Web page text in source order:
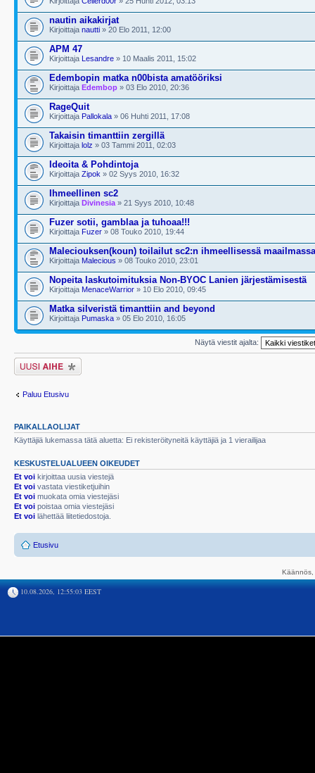
nautin aikakirjat
Kirjoittaja nautti » 20 Elo 2011, 12:00
APM 47
Kirjoittaja Lesandre » 10 Maalis 2011, 15:02
Edembopin matka n00bista amatööriksi
Kirjoittaja Edembop » 03 Elo 2010, 20:36
RageQuit
Kirjoittaja Pallokala » 06 Huhti 2011, 17:08
Takaisin timanttiin zergillä
Kirjoittaja lolz » 03 Tammi 2011, 02:03
Ideoita & Pohdintoja
Kirjoittaja Zipok » 02 Syys 2010, 16:32
Ihmeellinen sc2
Kirjoittaja Divinesia » 21 Syys 2010, 10:48
Fuzer sotii, gamblaa ja tuhoaa!!!
Kirjoittaja Fuzer » 08 Touko 2010, 19:44
Maleciouksen(koun) toilailut sc2:n ihmeellisessä maailmassa
Kirjoittaja Malecious » 08 Touko 2010, 23:01
Nopeita laskutoimituksia Non-BYOC Lanien järjestämisestä
Kirjoittaja MenaceWarrior » 10 Elo 2010, 09:45
Matka silveristä timanttiin and beyond
Kirjoittaja Pumaska » 05 Elo 2010, 16:05
Näytä viestit ajalta:
Lähetä uusi viesti
Paluu Etusivu
PAIKALLAOLIJAT
Käyttäjiä lukemassa tätä aluetta: Ei rekisteröityneitä käyttäjiä ja 1 vierailijaa
KESKUSTELUALUEEN OIKEUDET
Et voi kirjoittaa uusia viestejä
Et voi vastata viestiketjuihin
Et voi muokata omia viestejäsi
Et voi poistaa omia viestejäsi
Et voi lähettää liitetiedostoja.
Etusivu
10.08.2026, 12:55:03 EEST